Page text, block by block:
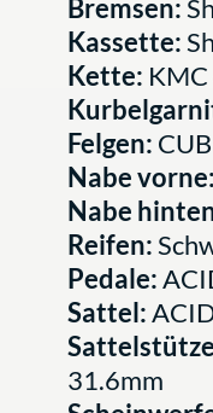
Bremsen:
Kassette:
Kette:
Felgen:
Nabe vorne:
Nabe
Reifen:
Pedale:
Sattel:
31.6mm